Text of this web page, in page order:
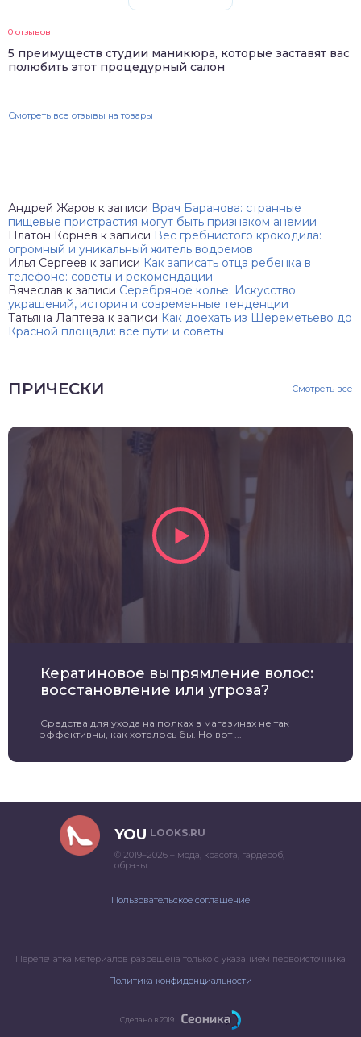
0 отзывов
5 преимуществ студии маникюра, которые заставят вас
полюбить этот процедурный салон
Смотреть все отзывы на товары
Андрей Жаров к записи Врач Баранова: странные
пищевые пристрастия могут быть признаком анемии
Платон Корнев к записи Вес гребнистого крокодила:
огромный и уникальный житель водоемов
Илья Сергеев к записи Как записать отца ребенка в
телефоне: советы и рекомендации
Вячеслав к записи Серебряное колье: Искусство
украшений, история и современные тенденции
Татьяна Лаптева к записи Как доехать из Шереметьево до
Красной площади: все пути и советы
ПРИЧЕСКИ Смотреть все
Кератиновое выпрямление волос:
восстановление или угроза?
Средства для ухода на полках в магазинах не так
эффективны, как хотелось бы. Но вот ...
YOU LOOKS.RU
© 2019–2026 – мода, красота, гардероб,
образы.
Пользовательское соглашение
Перепечатка материалов разрешена только с указанием первоисточника
Политика конфиденциальности
Сделано в 2019